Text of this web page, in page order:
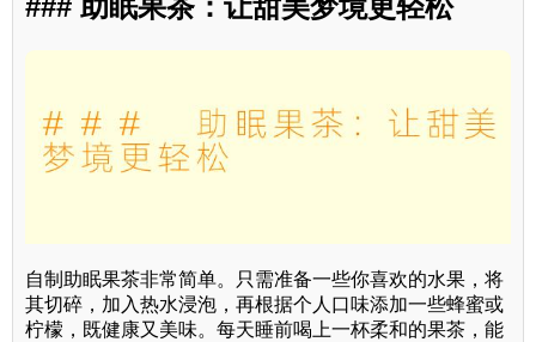
### 助眠果茶：让甜美梦境更轻松
自制助眠果茶非常简单。只需准备一些你喜欢的水果，将
其切碎，加入热水浸泡，再根据个人口味添加一些蜂蜜或
柠檬，既健康又美味。每天睡前喝上一杯柔和的果茶，能